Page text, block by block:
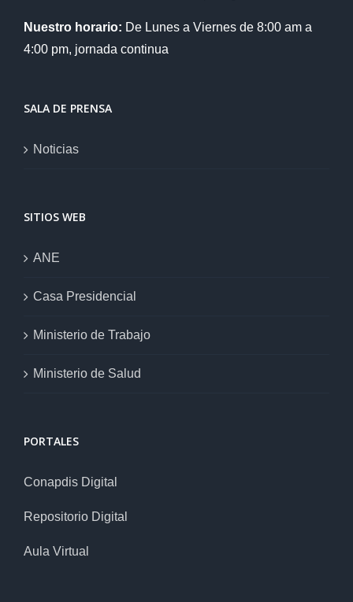
Nuestro horario: De Lunes a Viernes de 8:00 am a
4:00 pm, jornada continua
SALA DE PRENSA
Noticias
SITIOS WEB
ANE
Casa Presidencial
Ministerio de Trabajo
Ministerio de Salud
PORTALES
Conapdis Digital
Repositorio Digital
Aula Virtual